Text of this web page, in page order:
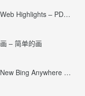
Web Highlights – PDF & Web Highlighter
画 – 简单的画
New Bing Anywhere (Bing Chat GPT-4)